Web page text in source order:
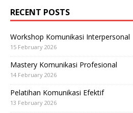
RECENT POSTS
Workshop Komunikasi Interpersonal
15 February 2026
Mastery Komunikasi Profesional
14 February 2026
Pelatihan Komunikasi Efektif
13 February 2026